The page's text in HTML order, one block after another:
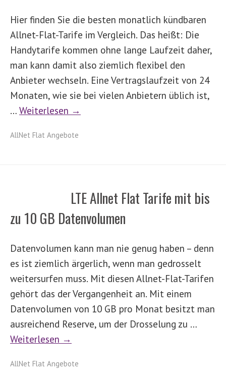
Hier finden Sie die besten monatlich kündbaren
Allnet-Flat-Tarife im Vergleich. Das heißt: Die
Handytarife kommen ohne lange Laufzeit daher,
man kann damit also ziemlich flexibel den
Anbieter wechseln. Eine Vertragslaufzeit von 24
Monaten, wie sie bei vielen Anbietern üblich ist,
… Weiterlesen →
AllNet Flat Angebote
LTE Allnet Flat Tarife mit bis
zu 10 GB Datenvolumen
Datenvolumen kann man nie genug haben – denn
es ist ziemlich ärgerlich, wenn man gedrosselt
weitersurfen muss. Mit diesen Allnet-Flat-Tarifen
gehört das der Vergangenheit an. Mit einem
Datenvolumen von 10 GB pro Monat besitzt man
ausreichend Reserve, um der Drosselung zu …
Weiterlesen →
AllNet Flat Angebote